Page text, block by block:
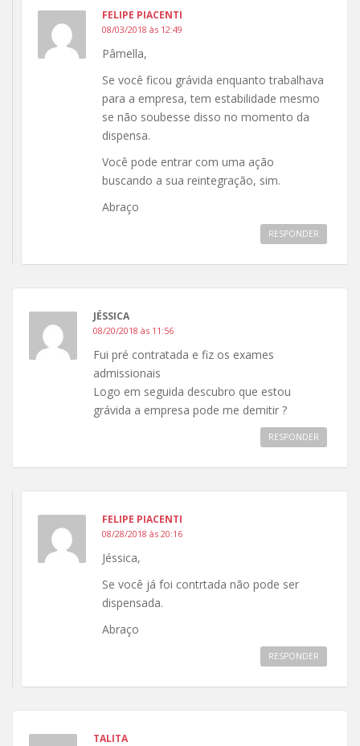
FELIPE PIACENTI
08/03/2018 às 12:49
Pâmella,
Se você ficou grávida enquanto trabalhava
para a empresa, tem estabilidade mesmo
se não soubesse disso no momento da
dispensa.
Você pode entrar com uma ação
buscando a sua reintegração, sim.
Abraço
RESPONDER
JÉSSICA
08/20/2018 às 11:56
Fui pré contratada e fiz os exames
admissionais
Logo em seguida descubro que estou
grávida a empresa pode me demitir ?
RESPONDER
FELIPE PIACENTI
08/28/2018 às 20:16
Jéssica,
Se você já foi contrtada não pode ser
dispensada.
Abraço
RESPONDER
TALITA